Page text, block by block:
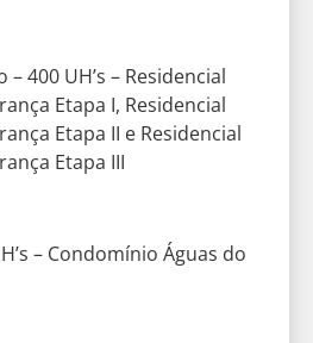
400 UH’s – Residencial
Etapa I, Residencial
Etapa II e Residencial
Etapa III
– Condomínio Águas do